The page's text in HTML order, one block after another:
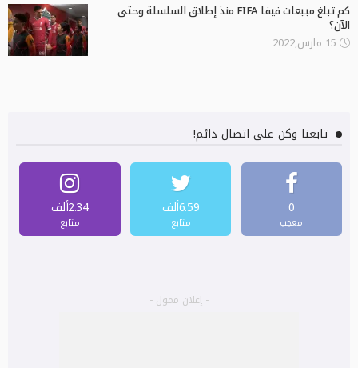
كم تبلغ مبيعات فيفا FIFA منذ إطلاق السلسلة وحتى
الآن؟
15 مارس,2022
تابعنا وكن على اتصال دائم!
0
معجب
6.59ألف
متابع
2.34ألف
متابع
- إعلان ممول -